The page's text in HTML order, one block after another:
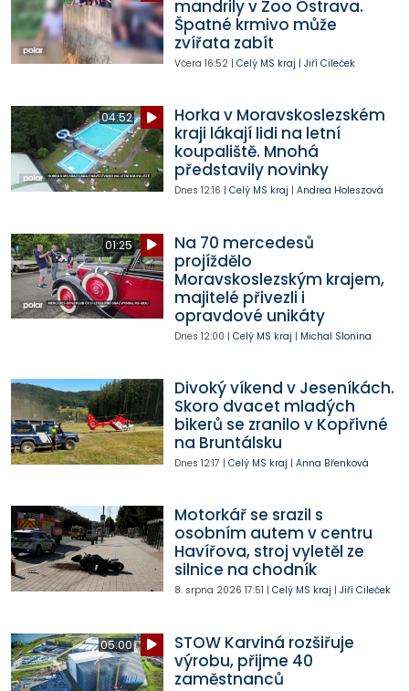
mandrily v Zoo Ostrava.
Špatné krmivo může
zvířata zabít
Včera 16:52| Celý MS kraj | Jiří Cileček
04:52
Horka v Moravskoslezském
kraji lákají lidi na letní
koupaliště. Mnohá
představily novinky
Dnes 12:16 | Celý MS kraj | Andrea Holeszová
01:25
Na 70 mercedesů
projíždělo
Moravskoslezským krajem,
majitelé přivezli i
opravdové unikáty
Dnes 12:00 | Celý MS kraj | Michal Slonina
Divoký víkend v Jeseníkách.
Skoro dvacet mladých
bikerů se zranilo v Kopřivné
na Bruntálsku
Dnes 12:17 | Celý MS kraj | Anna Břenková
Motorkář se srazil s
osobním autem v centru
Havířova, stroj vyletěl ze
silnice na chodník
8. srpna 2026 17:51 | Celý MS kraj | Jiří Cileček
05:00
STOW Karviná rozšiřuje
výrobu, přijme 40
zaměstnanců